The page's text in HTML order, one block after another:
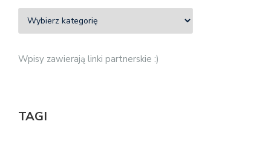
Wpisy zawierają linki partnerskie :)
TAGI